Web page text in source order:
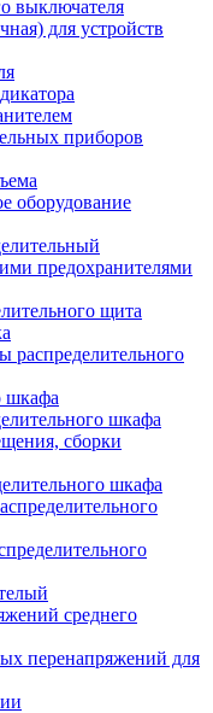
выключателя
для устройств
приборов
оборудование
предохранителями
щита
распределительного
шкафа
шкафа
сборки
шкафа
среднего
перенапряжений для